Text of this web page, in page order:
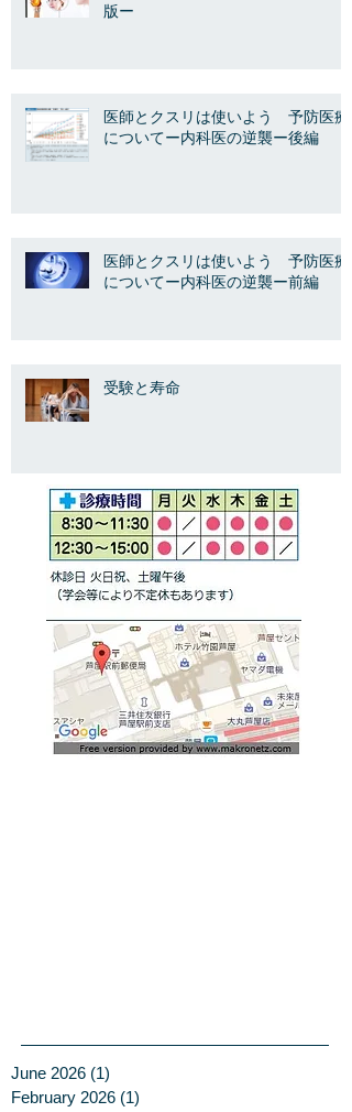
版ー
医師とクスリは使いよう 予防医療
についてー内科医の逆襲ー後編
医師とクスリは使いよう 予防医療
についてー内科医の逆襲ー前編
受験と寿命
June 2026 (1)
February 2026 (1)